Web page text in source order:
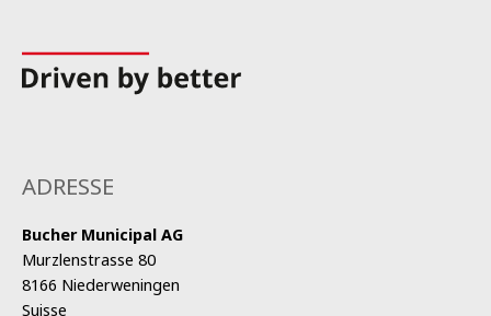
ADRESSE
Bucher Municipal AG
Murzlenstrasse 80
8166 Niederweningen
Suisse